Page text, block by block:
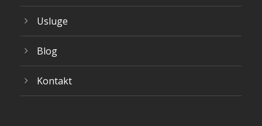
Usluge
Blog
Kontakt